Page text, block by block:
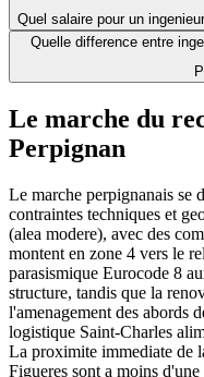
Quel salaire pour un
Quelle difference entre
Le marche du
Perpignan
Le marche perpignanais se
contraintes techniques et
(alea modere), avec des
montent en zone 4 vers le
parasismique Eurocode 8
structure, tandis que la
l'amenagement des abords
logistique Saint-Charles
La proximite immediate de
Figueres sont a moins